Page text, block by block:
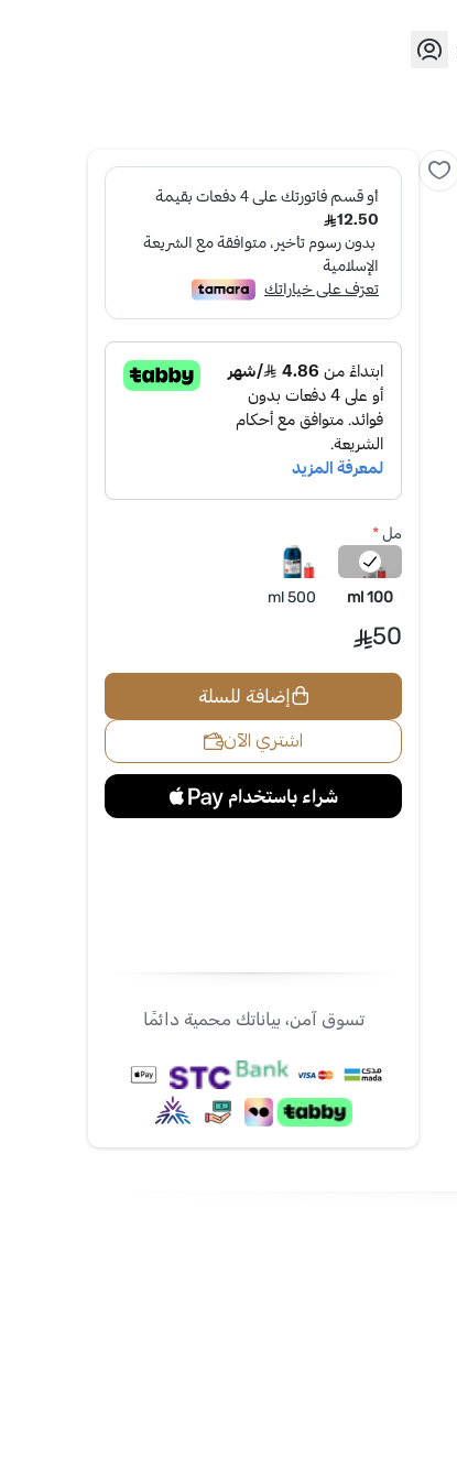
مل*
100 ml
500 ml
50
إضافة للسلة
اشتري الآن
تسوق آمن، بياناتك محمية دائمًا